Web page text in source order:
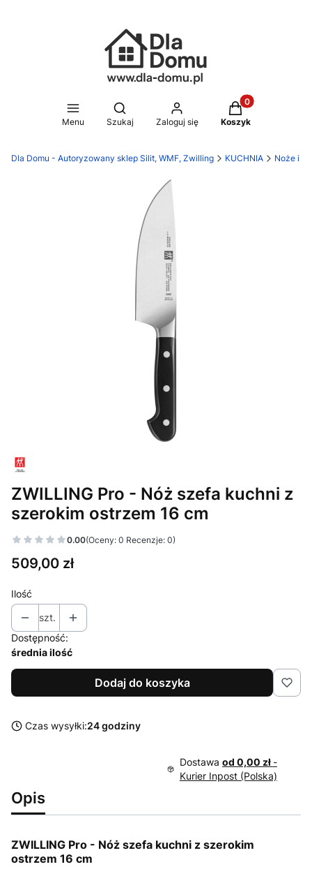
Menu
Otwórz wyszukiwarkę
Szukaj Zaloguj się
Produkty w
Koszyk
Dla Domu - Autoryzowany sklep Silit, WMF, Zwilling KUCHNIA Noże i
ZWILLING Pro - Nóż szefa kuchni z
szerokim ostrzem 16 cm
0.00(Oceny: 0 Recenzje: 0)
Cena
509,00 zł
Ilość
szt.
Dostępność:
średnia ilość
Dodaj do koszyka
Czas wysyłki:24 godziny
Dostawa od 0,00 zł -
Kurier Inpost (Polska)
Opis
ZWILLING Pro - Nóż szefa kuchni z szerokim
ostrzem 16 cm